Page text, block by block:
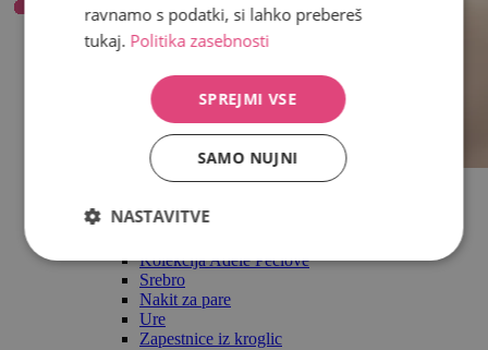
Vse v kategoriji Nakit
Zapestnice
Kolekcija Adéle Pečlové
Srebro
Nakit za pare
Ure
Zapestnice iz kroglic
ravnamo s podatki, si lahko prebereš
tukaj. Politika zasebnosti
SPREJMI VSE
SAMO NUJNI
NASTAVITVE